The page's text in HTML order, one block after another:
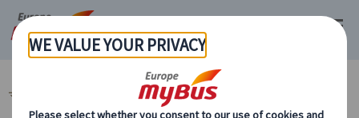
マイバス・ヨーロッパ イギリス (48) ロンドン (48)